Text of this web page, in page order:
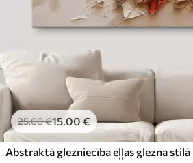
25.00€15.00€
Abstraktā glezniecība eļļas glezna stilā